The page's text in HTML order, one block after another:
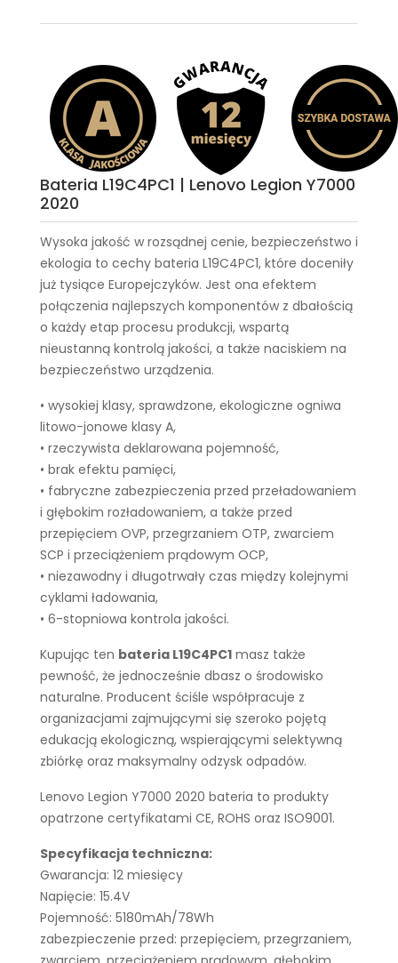
Bateria L19C4PC1 | Lenovo Legion Y7000
2020
Wysoka jakość w rozsądnej cenie, bezpieczeństwo i
ekologia to cechy bateria L19C4PC1, które doceniły
już tysiące Europejczyków. Jest ona efektem
połączenia najlepszych komponentów z dbałością
o każdy etap procesu produkcji, wspartą
nieustanną kontrolą jakości, a także naciskiem na
bezpieczeństwo urządzenia.
• wysokiej klasy, sprawdzone, ekologiczne ogniwa
litowo-jonowe klasy A,
• rzeczywista deklarowana pojemność,
• brak efektu pamięci,
• fabryczne zabezpieczenia przed przeładowaniem
i głębokim rozładowaniem, a także przed
przepięciem OVP, przegrzaniem OTP, zwarciem
SCP i przeciążeniem prądowym OCP,
• niezawodny i długotrwały czas między kolejnymi
cyklami ładowania,
• 6-stopniowa kontrola jakości.
Kupując ten bateria L19C4PC1 masz także
pewność, że jednocześnie dbasz o środowisko
naturalne. Producent ściśle współpracuje z
organizacjami zajmującymi się szeroko pojętą
edukacją ekologiczną, wspierającymi selektywną
zbiórkę oraz maksymalny odzysk odpadów.
Lenovo Legion Y7000 2020 bateria to produkty
opatrzone certyfikatami CE, ROHS oraz ISO9001.
Specyfikacja techniczna:
Gwarancja: 12 miesięcy
Napięcie: 15.4V
Pojemność: 5180mAh/78Wh
zabezpieczenie przed: przepięciem, przegrzaniem,